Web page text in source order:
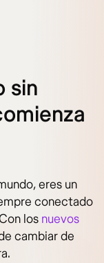
sin
eres un
conectado
los nuevos
cambiar de